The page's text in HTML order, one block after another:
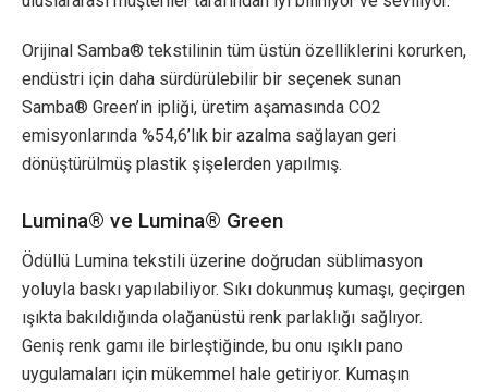
Orijinal Samba® tekstilinin tüm üstün özelliklerini korurken,
endüstri için daha sürdürülebilir bir seçenek sunan
Samba® Green’in ipliği, üretim aşamasında CO2
emisyonlarında %54,6’lık bir azalma sağlayan geri
dönüştürülmüş plastik şişelerden yapılmış.
Lumina® ve Lumina® Green
Ödüllü Lumina tekstili üzerine doğrudan süblimasyon
yoluyla baskı yapılabiliyor. Sıkı dokunmuş kumaşı, geçirgen
ışıkta bakıldığında olağanüstü renk parlaklığı sağlıyor.
Geniş renk gamı ile birleştiğinde, bu onu ışıklı pano
uygulamaları için mükemmel hale getiriyor. Kumaşın